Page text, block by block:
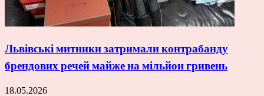
Львівські митники затримали контрабанду
брендових речей майже на мільйон гривень
18.05.2026